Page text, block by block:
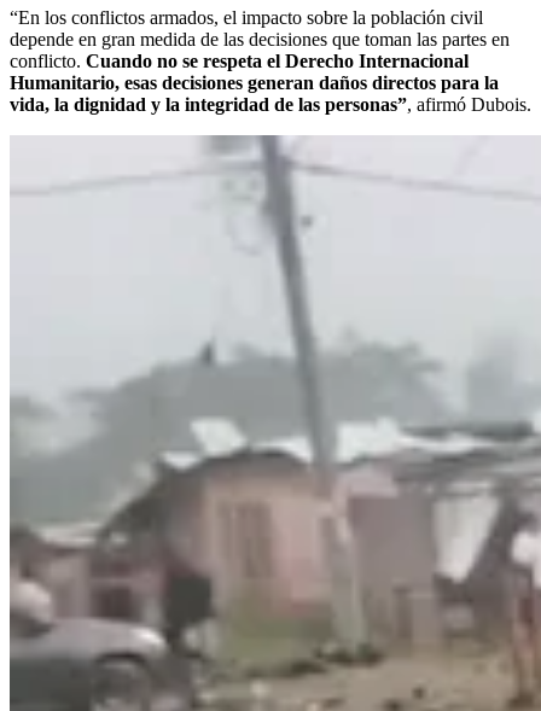
“En los conflictos armados, el impacto sobre la población civil
depende en gran medida de las decisiones que toman las partes en
conflicto. Cuando no se respeta el Derecho Internacional
Humanitario, esas decisiones generan daños directos para la
vida, la dignidad y la integridad de las personas”, afirmó Dubois.